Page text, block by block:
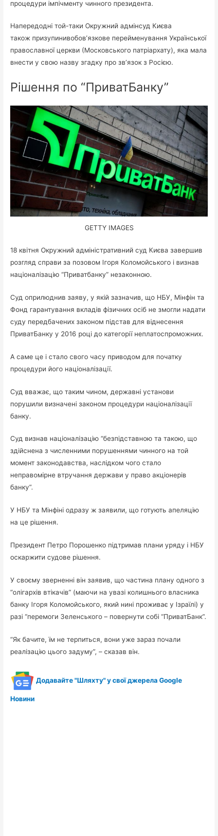
процедури імпічменту чинного президента.
Напередодні той-таки Окружний адмінсуд Києва
також призупинивобов’язкове перейменування Української
православної церкви (Московського патріархату), яка мала
внести у свою назву згадку про зв’язок з Росією.
Рішення по “ПриватБанку”
GETTY IMAGES
18 квітня Окружний адміністративний суд Києва завершив
розгляд справи за позовом Ігоря Коломойського і визнав
націоналізацію “Приватбанку” незаконною.
Суд оприлюднив заяву, у якій зазначив, що НБУ, Мінфін та
Фонд гарантування вкладів фізичних осіб не змогли надати
суду передбачених законом підстав для віднесення
ПриватБанку у 2016 році до категорії неплатоспроможних.
А саме це і стало свого часу приводом для початку
процедури його націоналізації.
Суд вважає, що таким чином, державні установи
порушили визначені законом процедури націоналізації
банку.
Суд визнав націоналізацію “безпідставною та такою, що
здійснена з численними порушеннями чинного на той
момент законодавства, наслідком чого стало
неправомірне втручання держави у право акціонерів
банку”.
У НБУ та Мінфіні одразу ж заявили, що готують апеляцію
на це рішення.
Президент Петро Порошенко підтримав плани уряду і НБУ
оскаржити судове рішення.
У своєму зверненні він заявив, що частина плану одного з
“олігархів втікачів” (маючи на увазі колишнього власника
банку Ігоря Коломойського, який нині проживає у Ізраїлі) у
разі “перемоги Зеленського – повернути собі “ПриватБанк”.
“Як бачите, їм не терпиться, вони уже зараз почали
реалізацію цього задуму”, – сказав він.
Додавайте "Шляхту" у свої джерела Google
Новини